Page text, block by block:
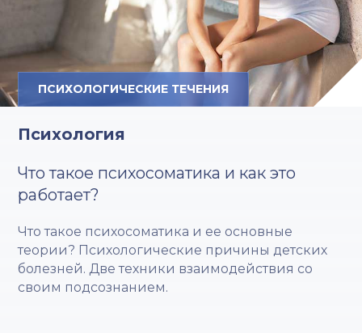
ПСИХОЛОГИЧЕСКИЕ ТЕЧЕНИЯ
Психология
Что такое психосоматика и как это
работает?
Что такое психосоматика и ее основные
теории? Психологические причины детских
болезней. Две техники взаимодействия со
своим подсознанием.